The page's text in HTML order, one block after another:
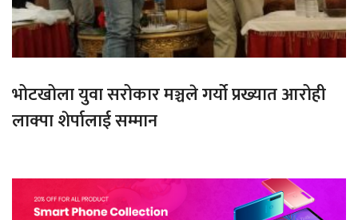
भोटखोला युवा सरोकार मञ्चले गर्यो प्रख्यात आरोही
लाक्पा शेर्पालाई सम्मान